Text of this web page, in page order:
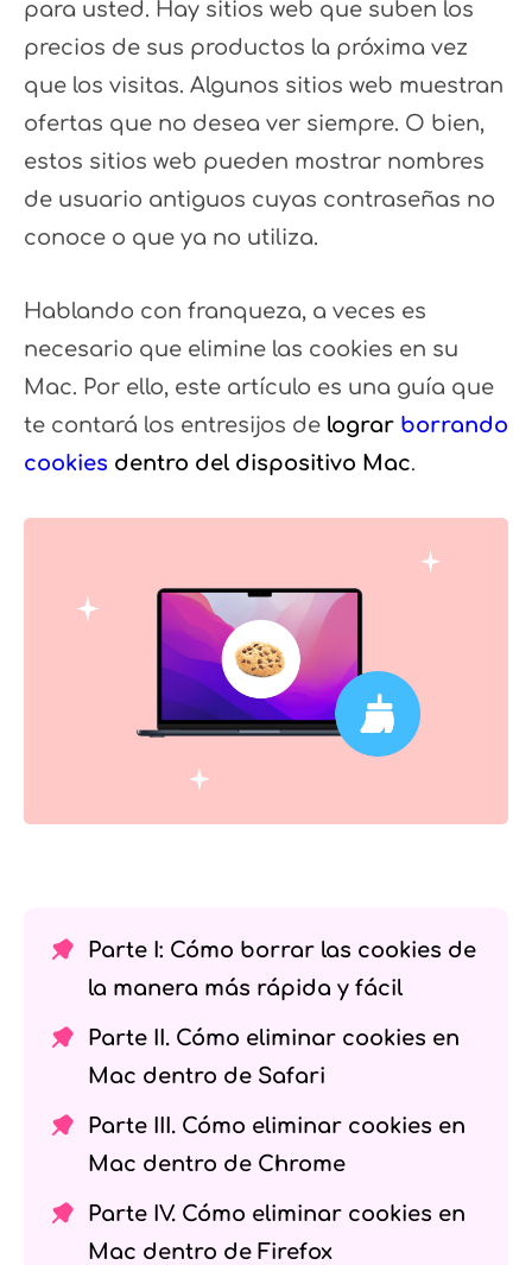
para usted. Hay sitios web que suben los
precios de sus productos la próxima vez
que los visitas. Algunos sitios web muestran
ofertas que no desea ver siempre. O bien,
estos sitios web pueden mostrar nombres
de usuario antiguos cuyas contraseñas no
conoce o que ya no utiliza.
Hablando con franqueza, a veces es
necesario que elimine las cookies en su
Mac. Por ello, este artículo es una guía que
te contará los entresijos de lograr borrando
cookies dentro del dispositivo Mac.
Parte I: Cómo borrar las cookies de
la manera más rápida y fácil
Parte II. Cómo eliminar cookies en
Mac dentro de Safari
Parte III. Cómo eliminar cookies en
Mac dentro de Chrome
Parte IV. Cómo eliminar cookies en
Mac dentro de Firefox